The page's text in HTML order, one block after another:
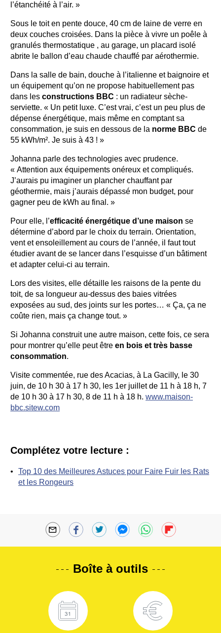
l’étanchéité à l’air. »
Sous le toit en pente douce, 40 cm de laine de verre en
deux couches croisées. Dans la pièce à vivre un poêle à
granulés thermostatique , au garage, un placard isolé
abrite le ballon d’eau chaude chauffé par aérothermie.
Dans la salle de bain, douche à l’italienne et baignoire et
un équipement qu’on ne propose habituellement pas
dans les constructions BBC : un radiateur sèche-
serviette. « Un petit luxe. C’est vrai, c’est un peu plus de
dépense énergétique, mais même en comptant sa
consommation, je suis en dessous de la norme BBC de
55 kWh/m². Je suis à 43 ! »
Johanna parle des technologies avec prudence.
« Attention aux équipements onéreux et compliqués.
J’aurais pu imaginer un plancher chauffant par
géothermie, mais j’aurais dépassé mon budget, pour
gagner peu de kWh au final. »
Pour elle, l’efficacité énergétique d’une maison se
détermine d’abord par le choix du terrain. Orientation,
vent et ensoleillement au cours de l’année, il faut tout
étudier avant de se lancer dans l’esquisse d’un bâtiment
et adapter celui-ci au terrain.
Lors des visites, elle détaille les raisons de la pente du
toit, de sa longueur au-dessus des baies vitrées
exposées au sud, des joints sur les portes… « Ça, ça ne
coûte rien, mais ça change tout. »
Si Johanna construit une autre maison, cette fois, ce sera
pour montrer qu’elle peut être en bois et très basse
consommation.
Visite commentée, rue des Acacias, à La Gacilly, le 30
juin, de 10 h 30 à 17 h 30, les 1er juillet de 11 h à 18 h, 7
de 10 h 30 à 17 h 30, 8 de 11 h à 18 h. www.maison-
bbc.sitew.com
Complétez votre lecture :
Top 10 des Meilleures Astuces pour Faire Fuir les Rats
et les Rongeurs
Boîte à outils